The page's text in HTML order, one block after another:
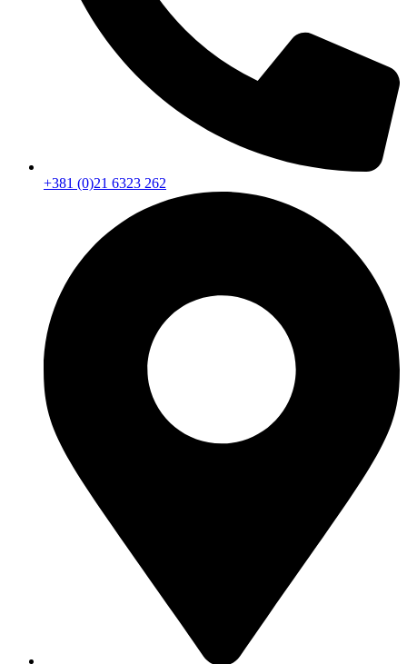
+381 (0)21 6323 262